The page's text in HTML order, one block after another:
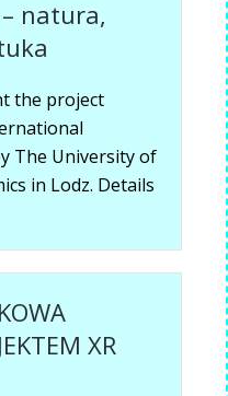
natura,
the project
The University of
in Lodz. Details
XR